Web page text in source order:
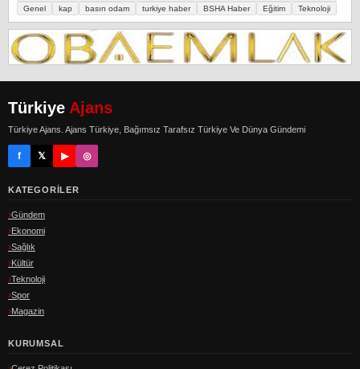
Genel
kap basın odam turkiye haber BSHA Haber Eğitim Teknoloji
Türkiye Ajans
Türkiye Ajans. Ajans Türkiye, Bağımsız Tarafsız Türkiye Ve Dünya Gündemi
f 𝕏 ▶ ◎
KATEGORILER
Gündem
Ekonomi
Sağlık
Kültür
Teknoloji
Spor
Magazin
KURUMSAL